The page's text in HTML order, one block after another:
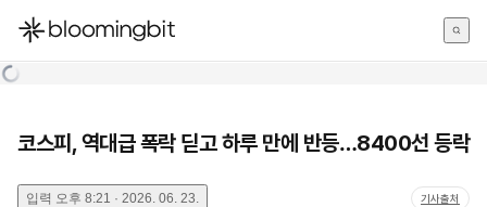
한국어
코스피, 역대급 폭락 딛고 하루 만에 반등…8400선 등락
입력 오후 8:21 · 2026. 06. 23. 기사출처